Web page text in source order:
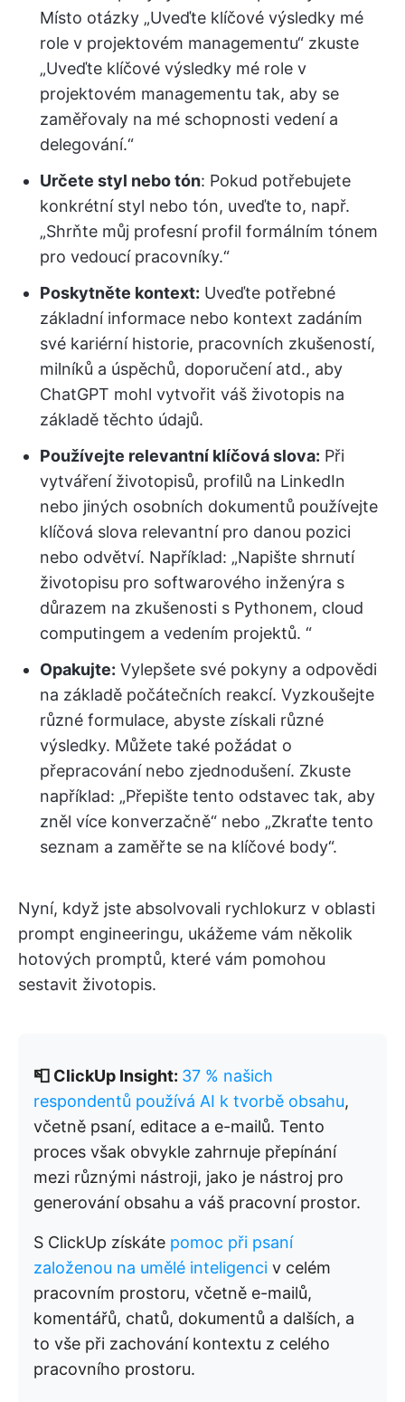
Místo otázky „Uveďte klíčové výsledky mé
role v projektovém managementu“ zkuste
„Uveďte klíčové výsledky mé role v
projektovém managementu tak, aby se
zaměřovaly na mé schopnosti vedení a
delegování.“
Určete styl nebo tón: Pokud potřebujete
konkrétní styl nebo tón, uveďte to, např.
„Shrňte můj profesní profil formálním tónem
pro vedoucí pracovníky.“
Poskytněte kontext: Uveďte potřebné
základní informace nebo kontext zadáním
své kariérní historie, pracovních zkušeností,
milníků a úspěchů, doporučení atd., aby
ChatGPT mohl vytvořit váš životopis na
základě těchto údajů.
Používejte relevantní klíčová slova: Při
vytváření životopisů, profilů na LinkedIn
nebo jiných osobních dokumentů používejte
klíčová slova relevantní pro danou pozici
nebo odvětví. Například: „Napište shrnutí
životopisu pro softwarového inženýra s
důrazem na zkušenosti s Pythonem, cloud
computingem a vedením projektů. “
Opakujte: Vylepšete své pokyny a odpovědi
na základě počátečních reakcí. Vyzkoušejte
různé formulace, abyste získali různé
výsledky. Můžete také požádat o
přepracování nebo zjednodušení. Zkuste
například: „Přepište tento odstavec tak, aby
zněl více konverzačně“ nebo „Zkraťte tento
seznam a zaměřte se na klíčové body“.
Nyní, když jste absolvovali rychlokurz v oblasti
prompt engineeringu, ukážeme vám několik
hotových promptů, které vám pomohou
sestavit životopis.
📮 ClickUp Insight: 37 % našich
respondentů používá AI k tvorbě obsahu,
včetně psaní, editace a e-mailů. Tento
proces však obvykle zahrnuje přepínání
mezi různými nástroji, jako je nástroj pro
generování obsahu a váš pracovní prostor.
S ClickUp získáte pomoc při psaní
založenou na umělé inteligenci v celém
pracovním prostoru, včetně e-mailů,
komentářů, chatů, dokumentů a dalších, a
to vše při zachování kontextu z celého
pracovního prostoru.